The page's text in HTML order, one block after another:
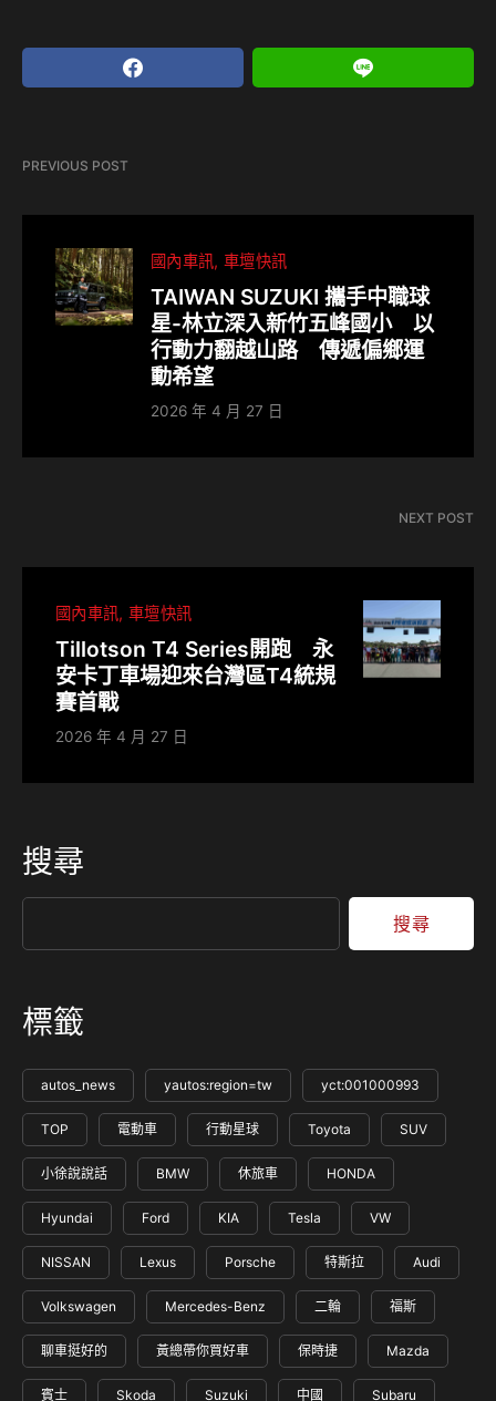
PREVIOUS POST
國內車訊 車壇快訊
TAIWAN SUZUKI 攜手中職球
星-林立深入新竹五峰國小 以
行動力翻越山路 傳遞偏鄉運
動希望
2026 年 4 月 27 日
NEXT POST
國內車訊 車壇快訊
Tillotson T4 Series開跑 永
安卡丁車場迎來台灣區T4統規
賽首戰
2026 年 4 月 27 日
搜尋
搜尋
標籤
autos_news yautos:region=tw yct:001000993
TOP 電動車 行動星球 Toyota SUV
小徐說說話 BMW 休旅車 HONDA
Hyundai Ford KIA Tesla VW
NISSAN Lexus Porsche 特斯拉 Audi
Volkswagen Mercedes-Benz 二輪 福斯
聊車挺好的 黃總帶你買好車 保時捷 Mazda
賓士 Skoda Suzuki 中國 Subaru